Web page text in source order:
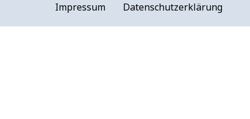
Impressum Datenschutzerklärung